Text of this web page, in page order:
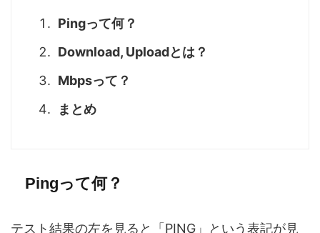
Pingって何？
Download, Uploadとは？
Mbpsって？
まとめ
Pingって何？
テスト結果の左を見ると「PING」という表記が見